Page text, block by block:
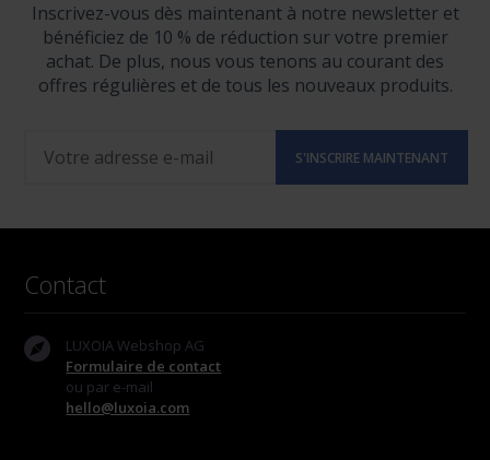
Inscrivez-vous dès maintenant à notre newsletter et
bénéficiez de 10 % de réduction sur votre premier
achat. De plus, nous vous tenons au courant des
offres régulières et de tous les nouveaux produits.
Contact
LUXOIA Webshop AG
Formulaire de contact
ou par e-mail
hello@luxoia.com